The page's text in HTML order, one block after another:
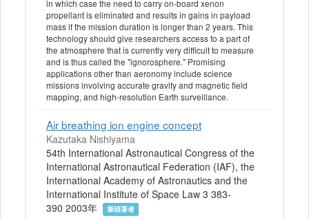
in which case the need to carry on-board xenon
propellant is eliminated and results in gains in payload
mass if the mission duration is longer than 2 years. This
technology should give researchers access to a part of
the atmosphere that is currently very difficult to measure
and is thus called the "ignorosphere." Promising
applications other than aeronomy include science
missions involving accurate gravity and magnetic field
mapping, and high-resolution Earth surveillance.
Air breathing ion engine concept
Kazutaka Nishiyama
54th International Astronautical Congress of the
International Astronautical Federation (IAF), the
International Academy of Astronautics and the
International Institute of Space Law 3 383-
390 2003年
筆頭著者